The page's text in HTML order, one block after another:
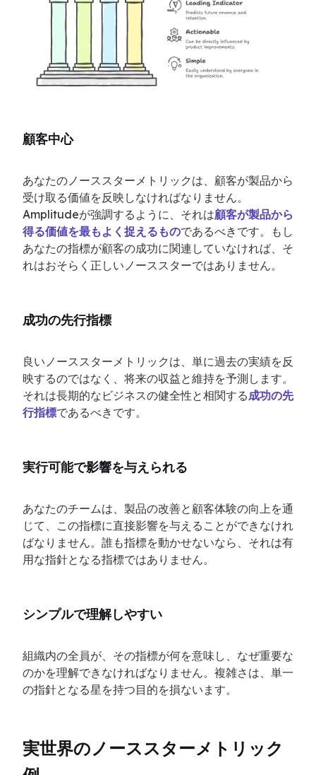
顧客中心
あなたのノーススターメトリックは、顧客が製品から
受け取る価値を反映しなければなりません。
Amplitudeが強調するように、それは顧客が製品から
得る価値を最もよく捉えるものであるべきです。もし
あなたの指標が顧客の成功に関連していなければ、そ
れはおそらく正しいノーススターではありません。
成功の先行指標
良いノーススターメトリックは、単に過去の実績を反
映するのではなく、将来の収益と維持を予測します。
それは長期的なビジネスの健全性と相関する成功の先
行指標であるべきです。
実行可能で影響を与えられる
あなたのチームは、製品の改善と顧客体験の向上を通
じて、この指標に直接影響を与えることができなけれ
ばなりません。誰も指標を動かせないなら、それは有
用な指針となる指標ではありません。
シンプルで理解しやすい
組織内の全員が、その指標が何を意味し、なぜ重要な
のかを理解できなければなりません。複雑さは、単一
の指針となる星を持つ目的を損ないます。
実世界のノーススターメトリック